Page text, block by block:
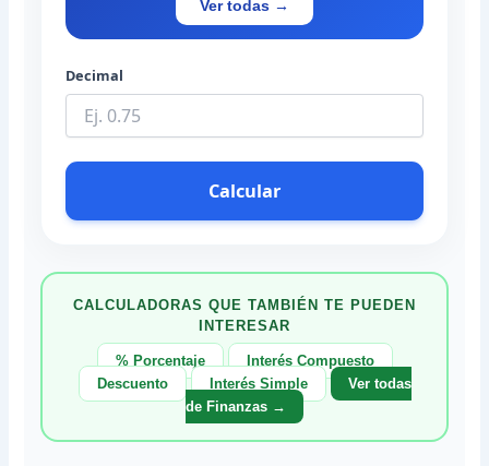
Ver todas →
Decimal
Calcular
CALCULADORAS QUE TAMBIÉN TE PUEDEN
INTERESAR
% Porcentaje
Interés Compuesto
Descuento
Interés Simple
Ver todas
de Finanzas →